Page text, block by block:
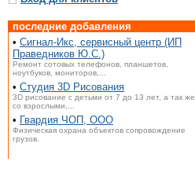
последние добавления
• Сигнал-Икс, сервисный центр (ИП
Праведников Ю.С.)
Ремонт сотовых телефонов, планшетов,
ноутбуков, мониторов,...
• Студия 3D Рисования
3D рисование с детьми от 7 до 13 лет, а так же
со взрослыми,...
• Гвардия ЧОП, ООО
Физическая охрана объектов сопровождение
грузов.